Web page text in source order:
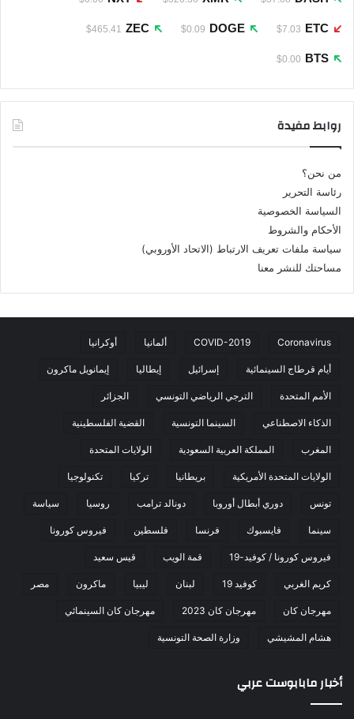
ETC
$7.03
DOGE
$0.09
ZEC
$465.41
BTS
$0.00
روابط مفيدة
من نحن؟
رئاسة التحرير
السياسة الخصوصية
الأحكام والشروط
سياسة ملفات تعريف الارتباط (الاتحاد الأوروبي)
مساحتك للنشر معنا
Coronavirus
COVID-2019 ألمانيا أوكرانيا
أيام قرطاج السينمائية إسرائيل إيطاليا إيمانويل ماكرون
الأمم المتحدة الترجي الرياضي التونسي الجزائر
الذكاء الاصطناعي السينما التونسية القضية الفلسطينية
المغرب المملكة العربية السعودية الولايات المتحدة
الولايات المتحدة الأمريكية بريطانيا تركيا تكنولوجيا
تونس دوري أبطال أوروبا دونالد ترامب روسيا سياسة
سينما فايسبوك فرنسا فلسطين فيروس كورونا
فيروس كورونا / كوفيد-19 قمة الويب قيس سعيد
كريم الغربي كوفيد 19 لبنان ليبيا ماكرون مصر
مهرجان كان مهرجان كان 2023 مهرجان كان السينمائي
هشام المشيشي وزارة الصحة التونسية
أخبار مابابوست عربي